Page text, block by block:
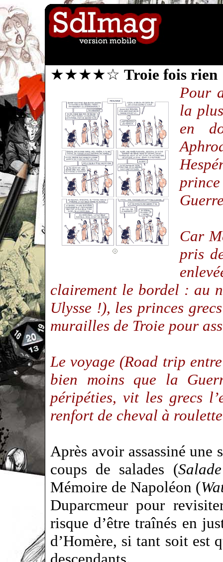
★★★★☆ Troie fois rien
Pour
la
en
Car
pris
clairement le bordel : au
Ulysse !), les princes
murailles de Troie pour
Le voyage (Road trip
bien moins que la
péripéties, vit les grecs
renfort de cheval à
Après avoir assassiné une
coups de salades (
Mémoire de Napoléon (
Duparcmeur pour
risque d’être traînés en
d’Homère, si tant soit est